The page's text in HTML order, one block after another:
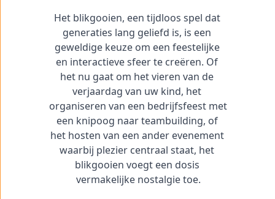
Het blikgooien, een tijdloos spel dat
generaties lang geliefd is, is een
geweldige keuze om een feestelijke
en interactieve sfeer te creëren. Of
het nu gaat om het vieren van de
verjaardag van uw kind, het
organiseren van een bedrijfsfeest met
een knipoog naar teambuilding, of
het hosten van een ander evenement
waarbij plezier centraal staat, het
blikgooien voegt een dosis
vermakelijke nostalgie toe.